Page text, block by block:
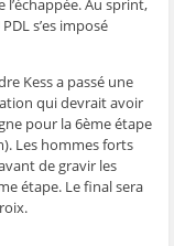
ê
r
Au sprint,
s’es imposé
Kess a passé une
qui devrait avoir
pour la 6ème étape
Les hommes forts
de gravir les
étape. Le final sera